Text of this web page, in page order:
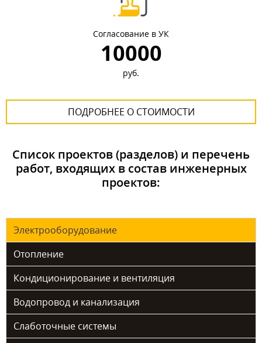
Согласование в УК
10000
руб.
ПОДРОБНЕЕ О СТОИМОСТИ
Список проектов (разделов) и перечень
работ, входящих в состав инженерных
проектов:
Электрооборудование
Отопление
Кондиционирование и вентиляция
Водопровод и канализация
Слаботочные системы